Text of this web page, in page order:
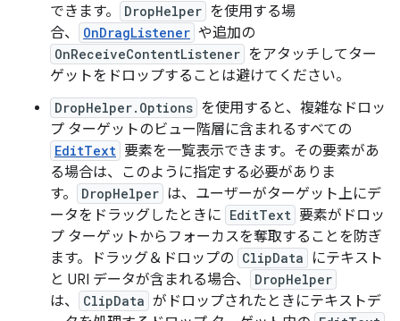
できます。
DropHelper を使用する場
合、
OnDragListener や追加の
OnReceiveContentListener をアタッチしてター
ゲットをドロップすることは避けてください。
DropHelper.Options を使用すると、複雑なドロッ
プ ターゲットのビュー階層に含まれるすべての
EditText 要素を一覧表示できます。その要素があ
る場合は、このように指定する必要がありま
す。
DropHelper は、ユーザーがターゲット上にデ
ータをドラッグしたときに EditText 要素がドロッ
プ ターゲットからフォーカスを奪取することを防ぎ
ます。ドラッグ＆ドロップの ClipData
にテキスト
と URI データが含まれる場合、
DropHelper
は、 ClipData がドロップされたときにテキストデ